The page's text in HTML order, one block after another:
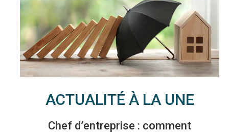
ACTUALITÉ À LA UNE
Chef d’entreprise : comment